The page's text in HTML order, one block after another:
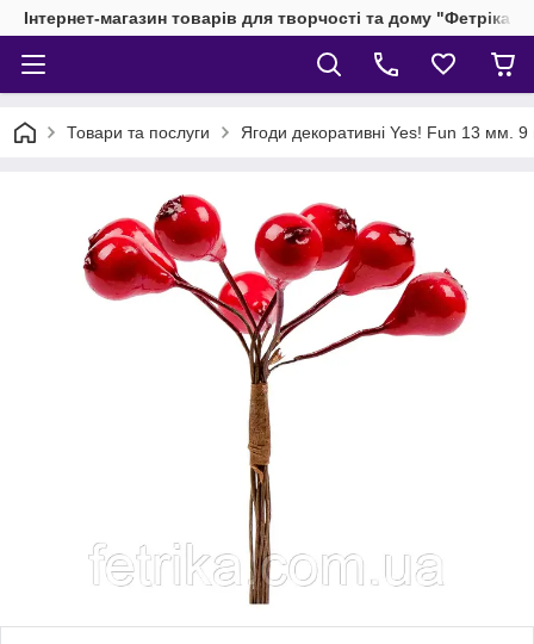
Інтернет-магазин товарів для творчості та дому "Фетріка"
Товари та послуги Ягоди декоративні Yes! Fun 13 мм. 9